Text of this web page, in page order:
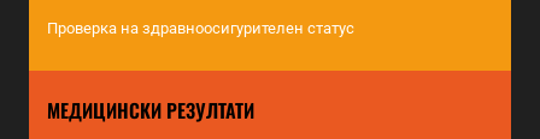
Проверка на здравноосигурителен статус
МЕДИЦИНСКИ РЕЗУЛТАТИ